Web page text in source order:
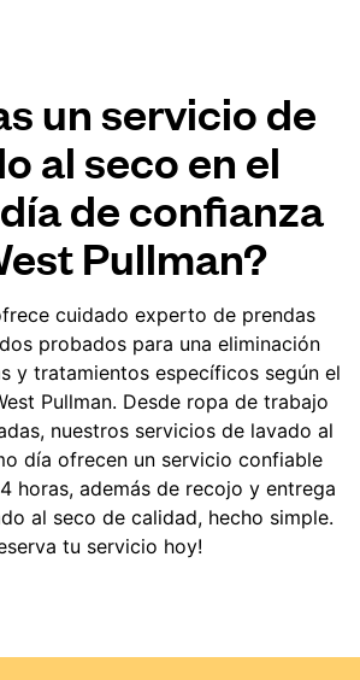
un servicio de
al seco en el
de confianza
Pullman?
cuidado experto de prendas
probados para una eliminación
y tratamientos específicos según el
Pullman. Desde ropa de trabajo
nuestros servicios de lavado al
día ofrecen un servicio confiable
horas, además de recojo y entrega
al seco de calidad, hecho simple.
tu servicio hoy!